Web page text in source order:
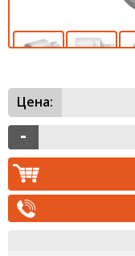
Цена: